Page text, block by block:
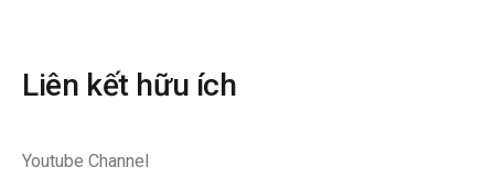
Liên kết hữu ích
Youtube Channel